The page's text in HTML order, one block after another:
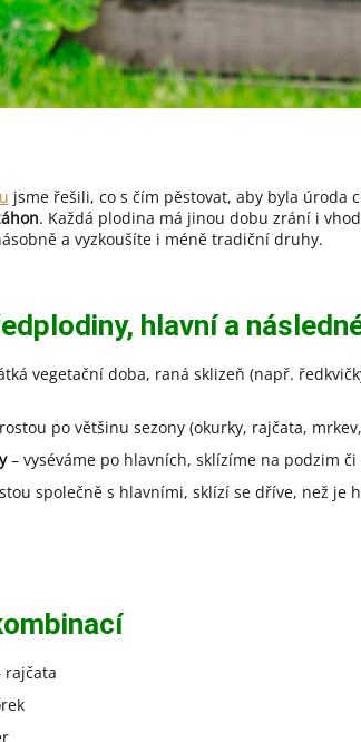
jsme řešili, co s čím pěstovat, aby byla úroda
. Každá plodina má jinou dobu zrání i
a vyzkoušíte i méně tradiční druhy.
hlavní a
vegetační doba, raná sklizeň (např.
po většinu sezony (okurky, rajčata,
– vyséváme po hlavních, sklízíme na podzim
společně s hlavními, sklízí se dříve, než je
rajčata